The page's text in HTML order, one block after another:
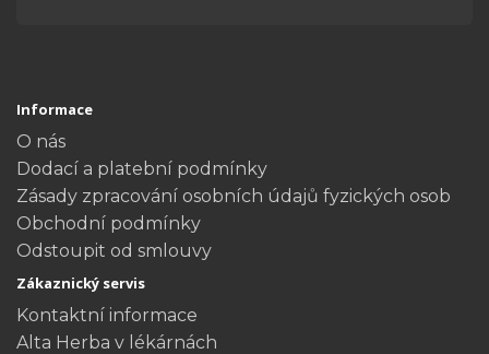
Informace
O nás
Dodací a platební podmínky
Zásady zpracování osobních údajů fyzických osob
Obchodní podmínky
Odstoupit od smlouvy
Zákaznický servis
Kontaktní informace
Alta Herba v lékárnách